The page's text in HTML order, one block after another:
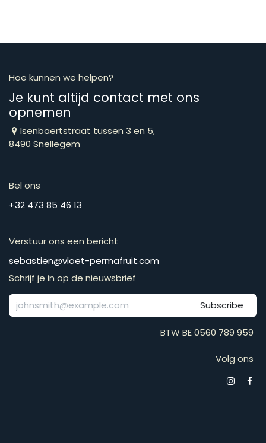
Hoe kunnen we helpen?
Je kunt altijd contact met ons
opnemen
Isenbaertstraat tussen 3 en 5,
8490 Snellegem
Bel ons
​​​​​​​​​​​​​​​​​​​​​​​+​3​2​ ​4​7​3​ ​8​5​ ​4​6​ ​1​3
Verstuur ons een bericht
​​​​​​​​​​​​​​​​​​​​​​​​​​​​s​e​b​a​s​t​i​e​n​@​v​l​o​e​t​-​p​e​r​m​a​f​r​u​it​.​c​o​m
Schrijf je in op de nieuwsbrief
Subscribe
BTW BE 0560 789 959
Volg ons